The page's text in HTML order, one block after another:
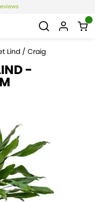
Lind / Craig
-